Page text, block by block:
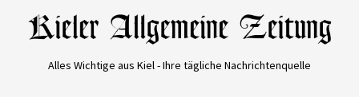
Alles Wichtige aus Kiel - Ihre tägliche Nachrichtenquelle